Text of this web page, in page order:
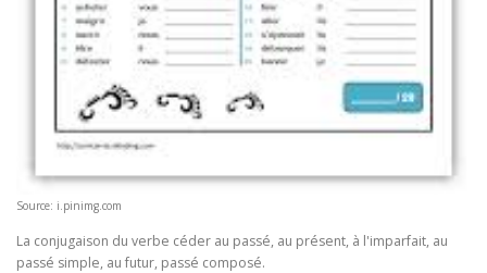
Source: i.pinimg.com
La conjugaison du verbe céder au passé, au présent, à l'imparfait, au
passé simple, au futur, passé composé.